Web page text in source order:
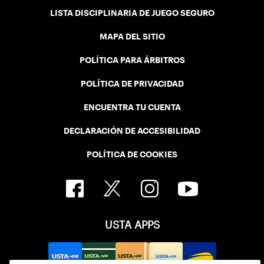
LISTA DISCIPLINARIA DE JUEGO SEGURO
MAPA DEL SITIO
POLÍTICA PARA ÁRBITROS
POLÍTICA DE PRIVACIDAD
ENCUENTRA TU CUENTA
DECLARACIÓN DE ACCESIBILIDAD
POLÍTICA DE COOKIES
USTA APPS